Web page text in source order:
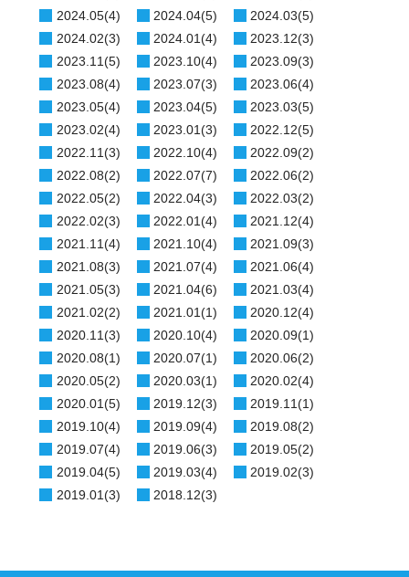
2024.05(4)
2024.04(5)
2024.03(5)
2024.02(3)
2024.01(4)
2023.12(3)
2023.11(5)
2023.10(4)
2023.09(3)
2023.08(4)
2023.07(3)
2023.06(4)
2023.05(4)
2023.04(5)
2023.03(5)
2023.02(4)
2023.01(3)
2022.12(5)
2022.11(3)
2022.10(4)
2022.09(2)
2022.08(2)
2022.07(7)
2022.06(2)
2022.05(2)
2022.04(3)
2022.03(2)
2022.02(3)
2022.01(4)
2021.12(4)
2021.11(4)
2021.10(4)
2021.09(3)
2021.08(3)
2021.07(4)
2021.06(4)
2021.05(3)
2021.04(6)
2021.03(4)
2021.02(2)
2021.01(1)
2020.12(4)
2020.11(3)
2020.10(4)
2020.09(1)
2020.08(1)
2020.07(1)
2020.06(2)
2020.05(2)
2020.03(1)
2020.02(4)
2020.01(5)
2019.12(3)
2019.11(1)
2019.10(4)
2019.09(4)
2019.08(2)
2019.07(4)
2019.06(3)
2019.05(2)
2019.04(5)
2019.03(4)
2019.02(3)
2019.01(3)
2018.12(3)